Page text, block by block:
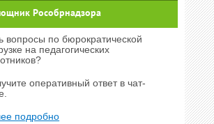
Рособрнадзора
вопросы по бюрократической
на педагогических
оперативный ответ в чат-
подробно